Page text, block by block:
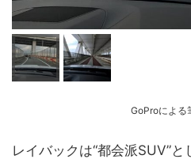
GoProによる
レイバックは“都会派SUV”